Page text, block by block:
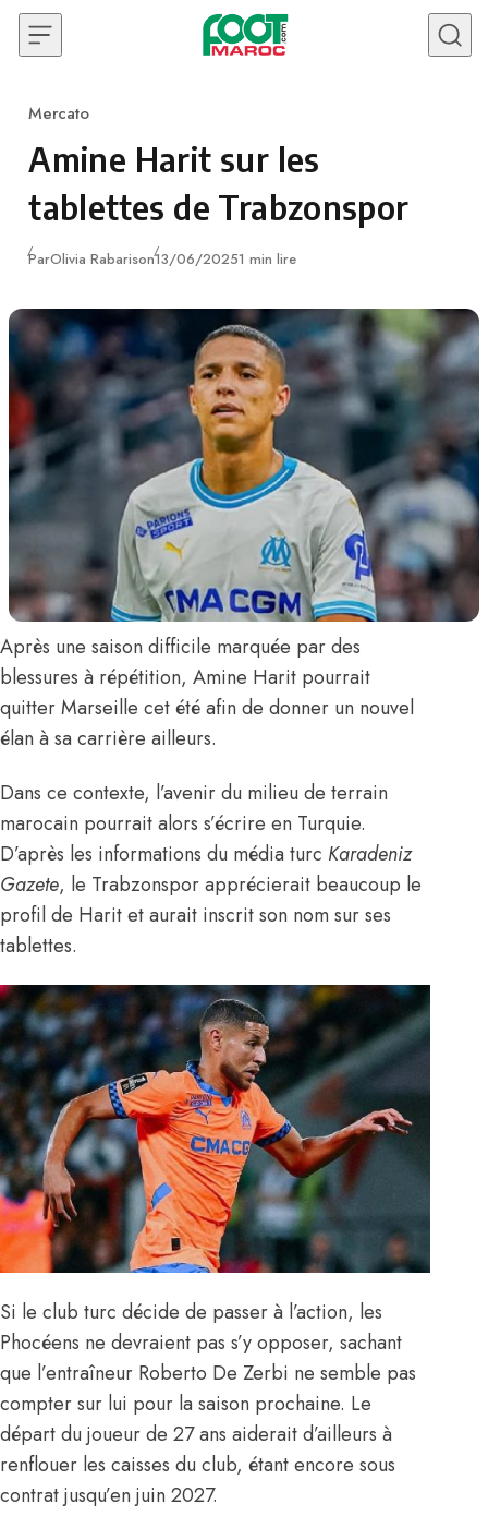
Skip to content
Category
Mercato
Amine Harit sur les
tablettes de Trabzonspor
ParOlivia RabarisonPublié
13/06/20251 min lire
Après une saison difficile marquée par des
blessures à répétition, Amine Harit pourrait
quitter Marseille cet été afin de donner un nouvel
élan à sa carrière ailleurs.
Dans ce contexte, l’avenir du milieu de terrain
marocain pourrait alors s’écrire en Turquie.
D’après les informations du média turc Karadeniz
Gazete, le Trabzonspor apprécierait beaucoup le
profil de Harit et aurait inscrit son nom sur ses
tablettes.
Si le club turc décide de passer à l’action, les
Phocéens ne devraient pas s’y opposer, sachant
que l’entraîneur Roberto De Zerbi ne semble pas
compter sur lui pour la saison prochaine. Le
départ du joueur de 27 ans aiderait d’ailleurs à
renflouer les caisses du club, étant encore sous
contrat jusqu’en juin 2027.